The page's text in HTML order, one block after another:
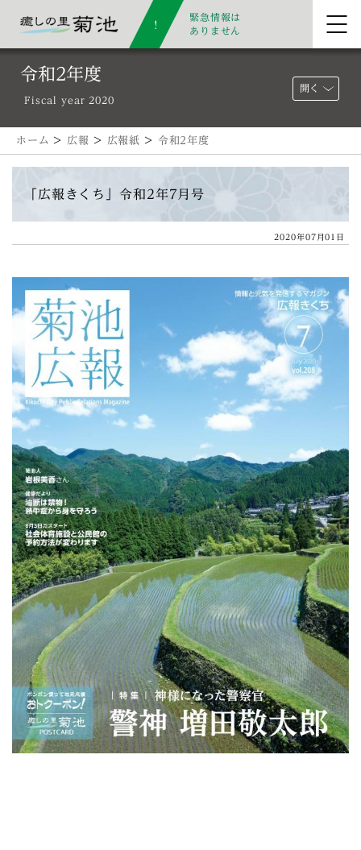
緊急情報は
ありません
令和2年度
Fiscal year 2020
開く
ホーム > 広報 > 広報紙 > 令和2年度
「広報きくち」令和2年7月号
2020年07月01日